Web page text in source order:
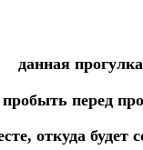
данная
перед
откуда будет